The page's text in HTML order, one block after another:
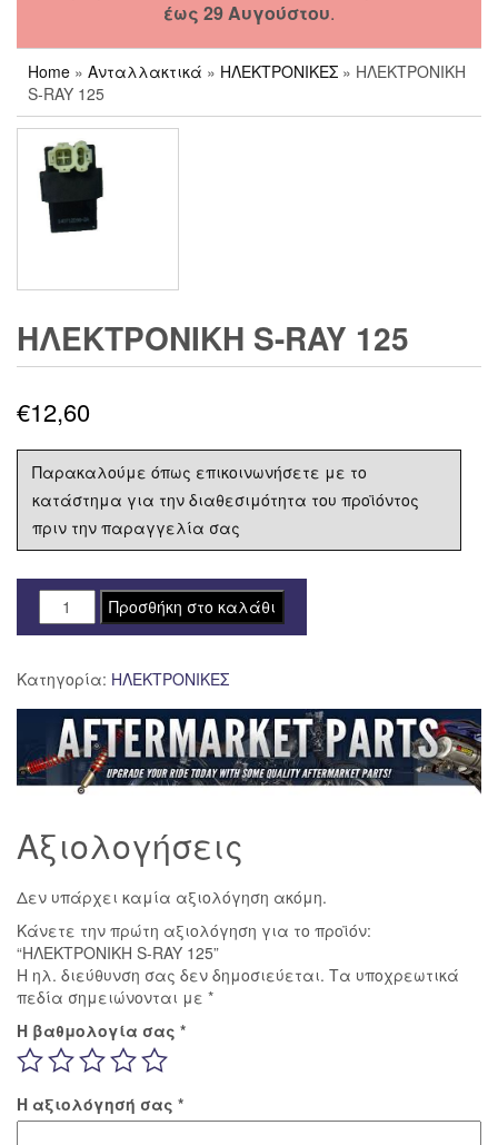
έως 29 Αυγούστου.
Home » Ανταλλακτικά » ΗΛΕΚΤΡΟΝΙΚΕΣ » ΗΛΕΚΤΡΟΝΙΚΗ
S-RAY 125
ΗΛΕΚΤΡΟΝΙΚΗ S-RAY 125
€12,60
Παρακαλούμε όπως επικοινωνήσετε με το
κατάστημα για την διαθεσιμότητα του προϊόντος
πριν την παραγγελία σας
ΗΛΕΚΤΡΟΝΙΚΗ
S-
125
ποσότητα
Προσθήκη στο καλάθι
Κατηγορία: ΗΛΕΚΤΡΟΝΙΚΕΣ
Αξιολογήσεις
Δεν υπάρχει καμία αξιολόγηση ακόμη.
Κάνετε την πρώτη αξιολόγηση για το προϊόν:
“ΗΛΕΚΤΡΟΝΙΚΗ S-RAY 125”
Η ηλ. διεύθυνση σας δεν δημοσιεύεται. Τα υποχρεωτικά
πεδία σημειώνονται με *
Η βαθμολογία σας *
Η αξιολόγησή σας *